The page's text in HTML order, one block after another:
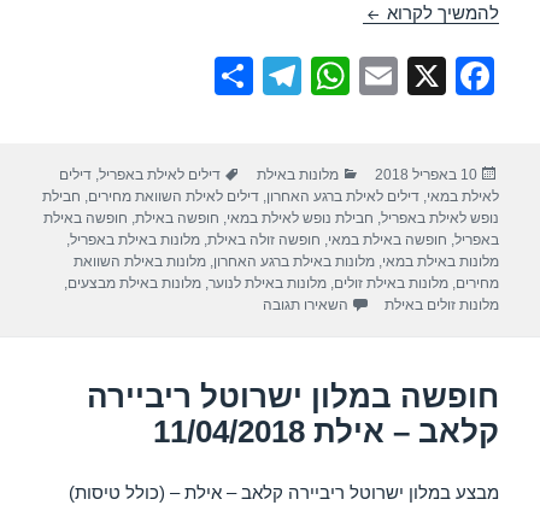
להמשיך לקרוא חופשה במלון מלכת שבא אילת – אילת 28/04/2018
F
e
b
o
o
X
E
W
s
A
p
p
T
gr
a
m
e
פורסם
בתאריך
10 באפריל 2018 קטגוריות
מלונות באילת תגיות
דילים לאילת באפריל,דילים
לאילת במאי,דילים לאילת ברגע האחרון,דילים לאילת השוואת מחירים, חבילת
נופש לאילת באפריל, חבילת נופש לאילת במאי, חופשה באילת, חופשה באילת
באפריל, חופשה באילת במאי, חופשה זולה באילת,מלונות באילת באפריל,
מלונות באילת במאי,מלונות באילת ברגע האחרון,מלונות באילת השוואת
מחירים,מלונות באילת זולים,מלונות באילת לנוער,מלונות באילת מבצעים,
מלונות זולים באילת
השאירו תגובה
חופשה במלון ישרוטל ריביירה
קלאב – אילת 11/04/2018
מבצע במלון ישרוטל ריביירה קלאב – אילת – (כולל טיסות)